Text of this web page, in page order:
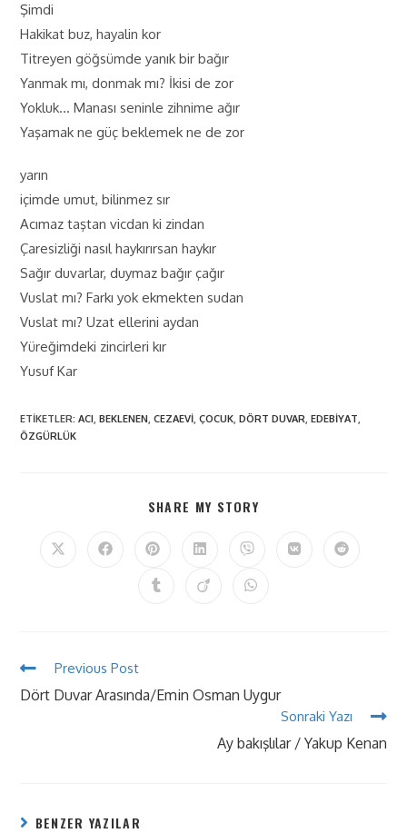
Şimdi
Hakikat buz, hayalin kor
Titreyen göğsümde yanık bir bağır
Yanmak mı, donmak mı? İkisi de zor
Yokluk… Manası seninle zihnime ağır
Yaşamak ne güç beklemek ne de zor
yarın
içimde umut, bilinmez sır
Acımaz taştan vicdan ki zindan
Çaresizliği nasıl haykırırsan haykır
Sağır duvarlar, duymaz bağır çağır
Vuslat mı? Farkı yok ekmekten sudan
Vuslat mı? Uzat ellerini aydan
Yüreğimdeki zincirleri kır
Yusuf Kar
ETIKETLER:ACI, BEKLENEN, CEZAEVI, ÇOCUK, DÖRT DUVAR, EDEBIYAT,
ÖZGÜRLÜK
SHARE MY STORY
Previous Post
Dört Duvar Arasında/Emin Osman Uygur
Sonraki Yazı
Ay bakışlılar / Yakup Kenan
BENZER YAZILAR